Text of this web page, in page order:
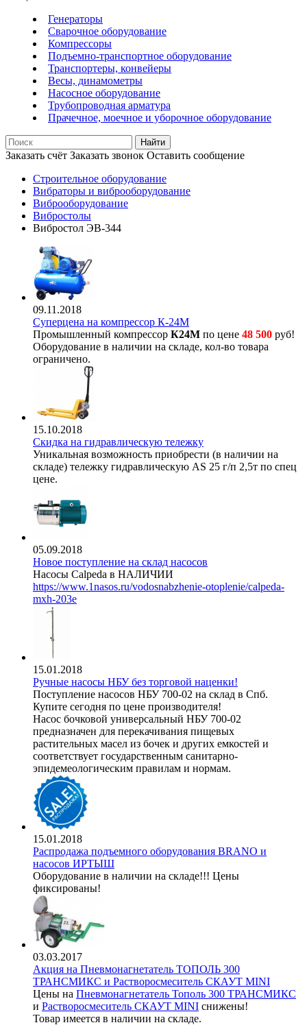
Генераторы
Сварочное оборудование
Компрессоры
Подъемно-транспортное оборудование
Транспортеры, конвейеры
Весы, динамометры
Насосное оборудование
Трубопроводная арматура
Прачечное, моечное и уборочное оборудование
Найти
Заказать счёт Заказать звонок Оставить сообщение
Строительное оборудование
Вибраторы и виброоборудование
Виброоборудование
Вибростолы
Вибростол ЭВ-344
09.11.2018
Суперцена на компрессор К-24М
Промышленный компрессор К24М по цене 48 500 руб!
Оборудование в наличии на складе, кол-во товара
ограничено.
15.10.2018
Скидка на гидравлическую тележку
Уникальная возможность приобрести (в наличии на
складе) тележку гидравлическую AS 25 г/п 2,5т по спец
цене.
05.09.2018
Новое поступление на склад насосов
Насосы Calpeda в НАЛИЧИИ
https://www.1nasos.ru/vodosnabzhenie-otoplenie/calpeda-
mxh-203e
15.01.2018
Ручные насосы НБУ без торговой наценки!
Поступление насосов НБУ 700-02 на склад в Спб.
Купите сегодня по цене производителя!
Насос бочковой универсальный НБУ 700-02
предназначен для перекачивания пищевых
растительных масел из бочек и других емкостей и
соответствует государственным санитарно-
эпидемеологическим правилам и нормам.
15.01.2018
Распродажа подъемного оборудования BRANO и
насосов ИРТЫШ
Оборудование в наличии на складе!!! Цены
фиксированы!
03.03.2017
Акция на Пневмонагнетатель ТОПОЛЬ 300
ТРАНСМИКС и Растворосмеситель СКАУТ MINI
Цены на Пневмонагнетатель Тополь 300 ТРАНСМИКС
и Растворосмеситель СКАУТ MINI снижены!
Товар имеется в наличии на складе.